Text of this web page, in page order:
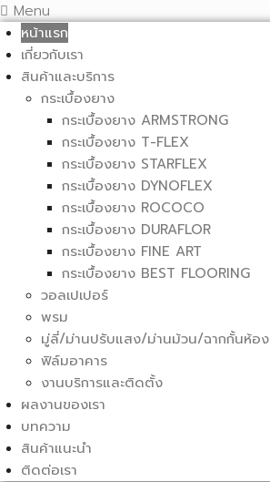
Menu
หน้าแรก
เกี่ยวกับเรา
สินค้าและบริการ
กระเบื้องยาง
กระเบื้องยาง ARMSTRONG
กระเบื้องยาง T-FLEX
กระเบื้องยาง STARFLEX
กระเบื้องยาง DYNOFLEX
กระเบื้องยาง ROCOCO
กระเบื้องยาง DURAFLOR
กระเบื้องยาง FINE ART
กระเบื้องยาง BEST FLOORING
วอลเปเปอร์
พรม
มู่ลี่/ม่านปรับแสง/ม่านม้วน/ฉากกั้นห้อง
ฟิล์มอาคาร
งานบริการและติดตั้ง
ผลงานของเรา
บทความ
สินค้าแนะนำ
ติดต่อเรา